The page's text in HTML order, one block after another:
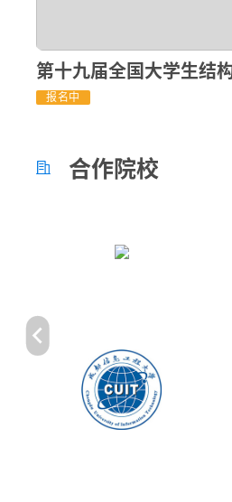
第十九届全国大学生结
报名中
 合作院校
